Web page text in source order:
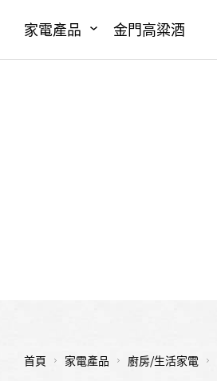
家電產品 金門高粱酒
首頁 家電產品 廚房/生活家電